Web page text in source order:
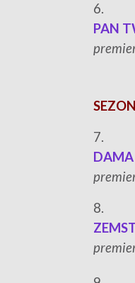
6.
PAN
p
7.
p
8.
p